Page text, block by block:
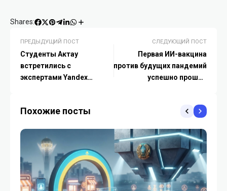
Shares:
ПРЕДЫДУЩИЙ ПОСТ
Студенты Актау
встретились с
экспертами Yandex
СЛЕДУЮЩИЙ ПОСТ
Первая ИИ-вакцина
против будущих пандемий
успешно прошла
Похожие посты